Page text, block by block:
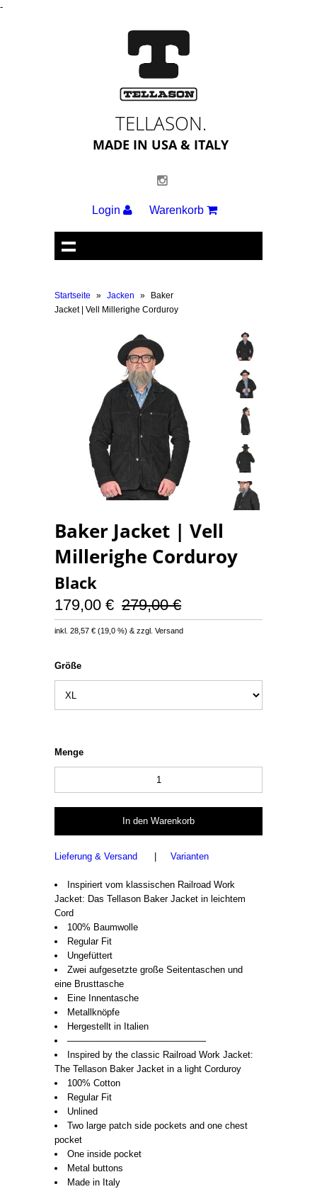
-
TELLASON.
MADE IN USA & ITALY
Login Warenkorb
Startseite » Jacken »
Baker
Jacket | Vell Millerighe Corduroy
Baker Jacket | Vell
Millerighe Corduroy
Black
179,00 € 279,00 €
inkl.28,57 € (19,0 %) & zzgl. Versand
Größe
Menge
Lieferung & Versand Varianten
Inspiriert vom klassischen Railroad Work
Jacket: Das Tellason Baker Jacket in leichtem
Cord
100% Baumwolle
Regular Fit
Ungefüttert
Zwei aufgesetzte große Seitentaschen und
eine Brusttasche
Eine Innentasche
Metallknöpfe
Hergestellt in Italien
––––––––––––––––––––––––––––
Inspired by the classic Railroad Work Jacket:
The Tellason Baker Jacket in a light Corduroy
100% Cotton
Regular Fit
Unlined
Two large patch side pockets and one chest
pocket
One inside pocket
Metal buttons
Made in Italy